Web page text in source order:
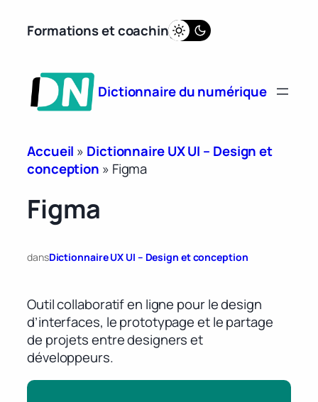
Formations et coaching
Dictionnaire du numérique
Accueil » Dictionnaire UX UI – Design et
conception » Figma
Figma
dansDictionnaire UX UI – Design et conception
Outil collaboratif en ligne pour le design
d’interfaces, le prototypage et le partage
de projets entre designers et
développeurs.